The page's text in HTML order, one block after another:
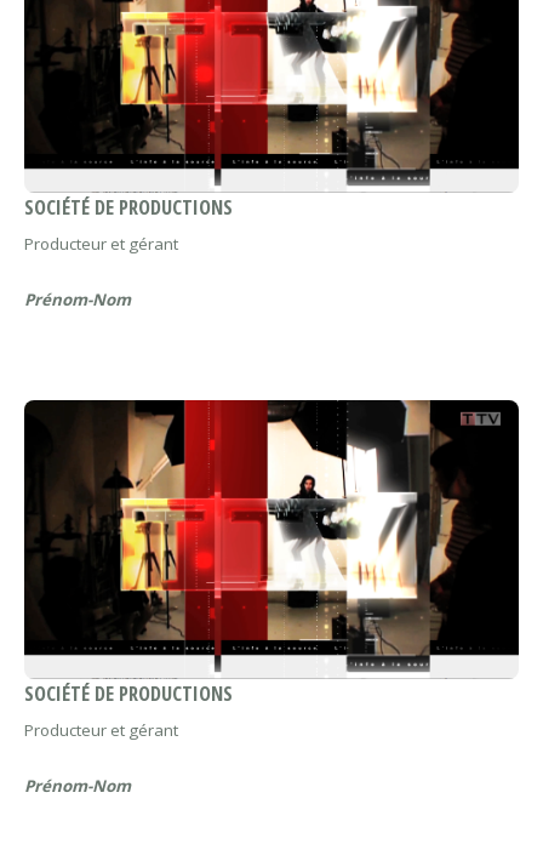
SOCIÉTÉ DE PRODUCTIONS
Producteur et gérant
Prénom-Nom
SOCIÉTÉ DE PRODUCTIONS
Producteur et gérant
Prénom-Nom